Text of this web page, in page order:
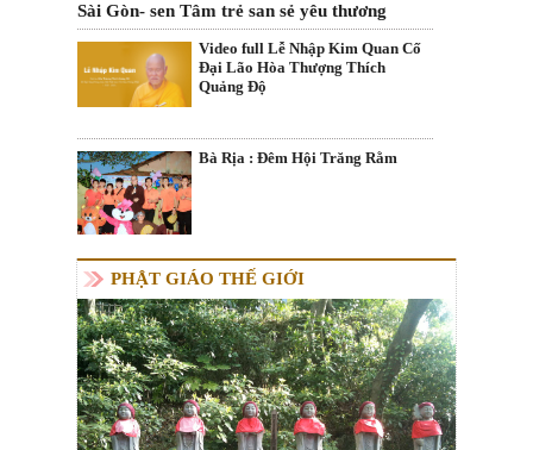
Sài Gòn- sen Tâm trẻ san sẻ yêu thương
Video full Lễ Nhập Kim Quan Cố
Đại Lão Hòa Thượng Thích
Quảng Độ
Bà Rịa : Đêm Hội Trăng Rằm
PHẬT GIÁO THẾ GIỚI